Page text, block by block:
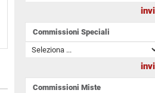
Commissioni Speciali
Commissioni Miste